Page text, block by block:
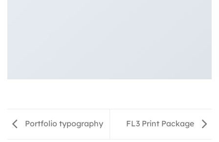
Portfolio typography FL3 Print Package